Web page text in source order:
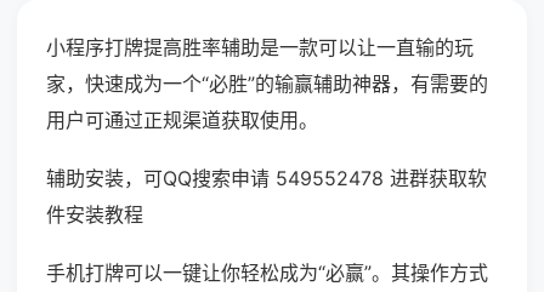
小程序打牌提高胜率辅助是一款可以让一直输的玩
家，快速成为一个“必胜”的输赢辅助神器，有需要的
用户可通过正规渠道获取使用。
辅助安装，可QQ搜索申请 549552478 进群获取软
件安装教程
手机打牌可以一键让你轻松成为“必赢”。其操作方式